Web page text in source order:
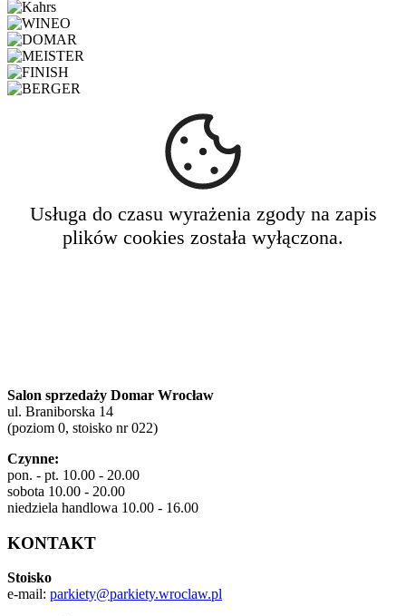
Salon sprzedaży Domar Wrocław
ul. Braniborska 14
(poziom 0, stoisko nr 022)
Czynne:
pon. - pt. 10.00 - 20.00
sobota 10.00 - 20.00
niedziela handlowa 10.00 - 16.00
KONTAKT
Stoisko
e-mail: parkiety@parkiety.wroclaw.pl